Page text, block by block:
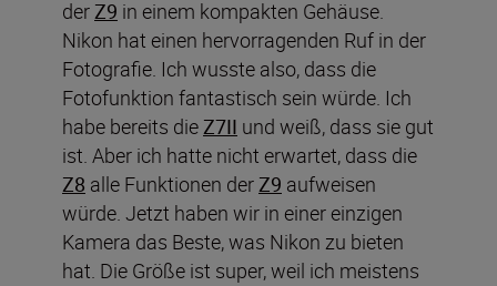
der Z9 in einem kompakten Gehäuse.
Nikon hat einen hervorragenden Ruf in der
Fotografie. Ich wusste also, dass die
Fotofunktion fantastisch sein würde. Ich
habe bereits die Z7II und weiß, dass sie gut
ist. Aber ich hatte nicht erwartet, dass die
Z8 alle Funktionen der Z9 aufweisen
würde. Jetzt haben wir in einer einzigen
Kamera das Beste, was Nikon zu bieten
hat. Die Größe ist super, weil ich meistens